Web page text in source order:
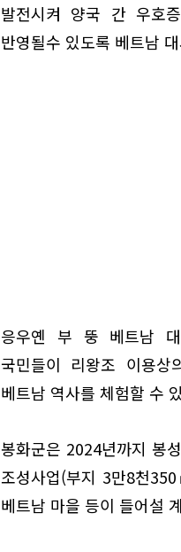
발전시켜 양국 간 우호
반영될수 있도록 베트남
응우옌 부 뚱 베트남
국민들이 리왕조 이용상
베트남 역사를 체험할 수
봉화군은 2024년까지 봉
조성사업(부지 3만8천
베트남 마을 등이 들어설